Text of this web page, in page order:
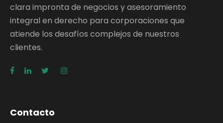
clara impronta de negocios y asesoramiento
integral en derecho para corporaciones que
atiende los desafíos complejos de nuestros
clientes.
Contacto